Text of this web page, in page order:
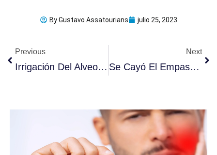
ByGustavo Assatourians julio 25, 2023
Previous
Irrigación Del Alveolo De La Muela Del Juicio: 5 Problemas
Next
Se Cayó El Empaste Dental: 5 Razones Importantes Para Ver A Un Dentista